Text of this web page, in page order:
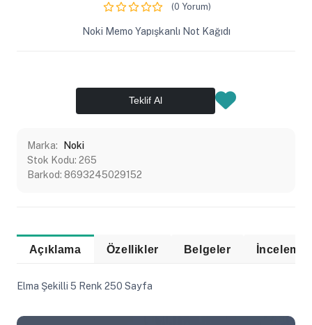
(0 Yorum)
Noki Memo Yapışkanlı Not Kağıdı
Teklif Al
Marka:
Noki
Stok Kodu: 265
Barkod: 8693245029152
Açıklama Özellikler Belgeler
Elma Şekilli 5 Renk 250 Sayfa